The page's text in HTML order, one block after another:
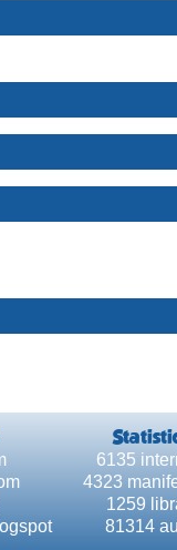
6135
4323
1259
81314